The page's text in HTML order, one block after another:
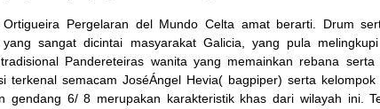
Pergelaran del Mundo Celta amat berarti. Drum
sangat dicintai masyarakat Galicia, yang pula
Pandereteiras wanita yang memainkan rebana serta
terkenal semacam JoséÁngel Hevia( bagpiper) serta kelompok
gendang 6/ 8 merupakan karakteristik khas dari wilayah ini.